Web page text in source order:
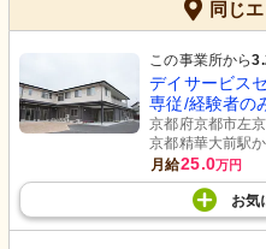
同じ
この事業所から
デイサービス
専従/経験者の
京都府京都市左
京都精華大前駅
月給25.0万円
お気